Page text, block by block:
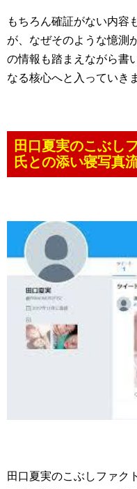
もちろん確証がない内容
が、なぜそのような憶測
の情報も踏まえながら書
なる核心へと入っていき
田口夏実のこぶし
氏との添い寝写真
田口夏実のこぶしファク